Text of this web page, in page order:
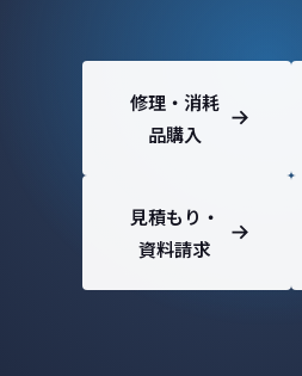
修理・消耗
品購入
見積もり・
資料請求